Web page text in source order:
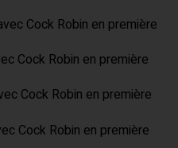
Cock Robin en première
Cock Robin en première
Cock Robin en première
Cock Robin en première